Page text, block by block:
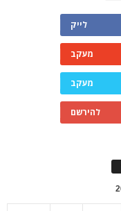
לייק
מעקב
מעקב
להירשם